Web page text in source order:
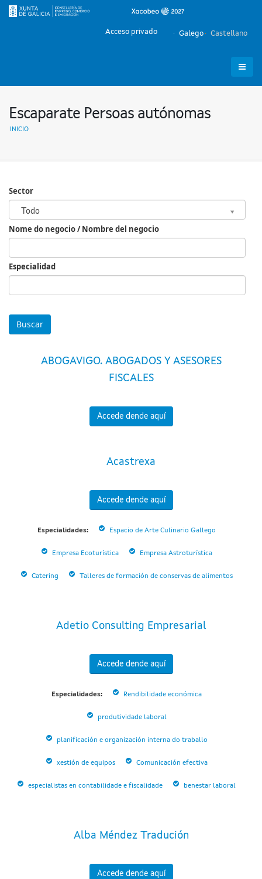
Galego Castellano
Acceso privado
Escaparate Persoas autónomas
INICIO
Sector
Todo
Sector
Nome do negocio / Nombre del negocio
Especialidad
ABOGAVIGO. ABOGADOS Y ASESORES
FISCALES
Accede dende aquí
Acastrexa
Accede dende aquí
Especialidades: Espacio de Arte Culinario Gallego
Empresa Ecoturística Empresa Astroturística
Catering Talleres de formación de conservas de alimentos
Adetio Consulting Empresarial
Accede dende aquí
Especialidades: Rendibilidade económica
produtividade laboral
planificación e organización interna do traballo
xestión de equipos Comunicación efectiva
especialistas en contabilidade e fiscalidade benestar laboral
Alba Méndez Tradución
Accede dende aquí